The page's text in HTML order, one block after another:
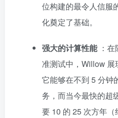
位构建的最令人信服
化奠定了基础。
强大的计算性能 ：
准测试中，Willow 展
它能够在不到 5 分钟
务，而当今最快的超
要 10 的 25 次方年